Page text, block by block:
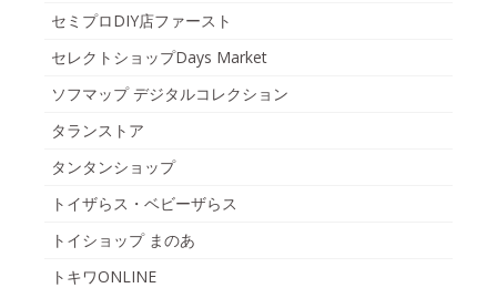
セミプロDIY店ファースト
セレクトショップDays Market
ソフマップ デジタルコレクション
タランストア
タンタンショップ
トイザらス・ベビーザらス
トイショップ まのあ
トキワONLINE